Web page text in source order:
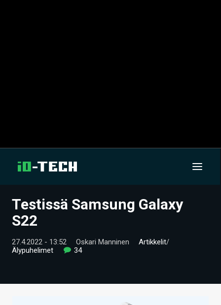
UUTISET
VIDEOT
Testissä Samsung Galaxy
S22
27.4.2022 - 13:52 Oskari Manninen Artikkelit/
Älypuhelimet
34